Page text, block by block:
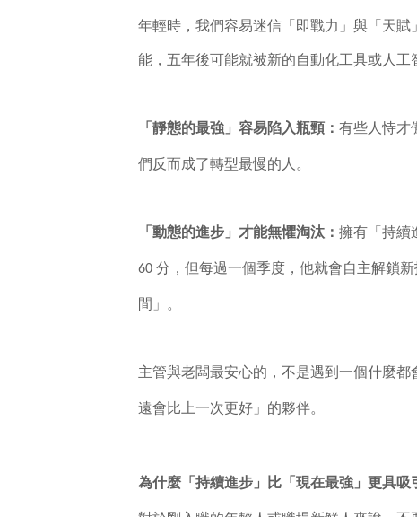
年輕時，我們容易迷信「即戰力」與「天
能，五年後可能就被新的自動化工具或人工
「靜態的最強」容易陷入瓶頸： 有些人恃才
們反而成了轉型最慢的人。
「動態的進步」才能無懼淘汰： 擁有「持續
60 分，但每過一個季度，他就會自主解鎖
間」。
主管與老闆最安心的，不是遇到一個什麼
遠會比上一次更好」的夥伴。
為什麼「持續進步」比「現在最強」更具吸